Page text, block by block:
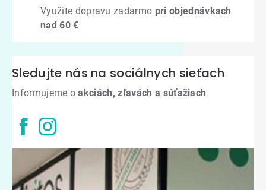
Využite dopravu zadarmo pri objednávkach
nad 60 €
Sledujte nás na sociálnych sieťach
Informujeme oakciách, zľavách a súťažiach